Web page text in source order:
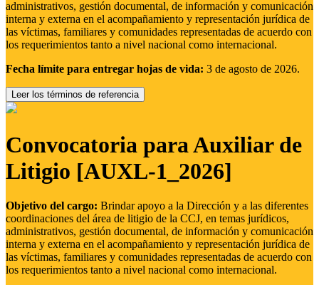
administrativos, gestión documental, de información y comunicación
interna y externa en el acompañamiento y representación jurídica de
las víctimas, familiares y comunidades representadas de acuerdo con
los requerimientos tanto a nivel nacional como internacional.
Fecha límite para entregar hojas de vida: 3 de agosto de 2026.
Leer los términos de referencia
Convocatoria para Auxiliar de
Litigio [AUXL-1_2026]
Objetivo del cargo: Brindar apoyo a la Dirección y a las diferentes
coordinaciones del área de litigio de la CCJ, en temas jurídicos,
administrativos, gestión documental, de información y comunicación
interna y externa en el acompañamiento y representación jurídica de
las víctimas, familiares y comunidades representadas de acuerdo con
los requerimientos tanto a nivel nacional como internacional.